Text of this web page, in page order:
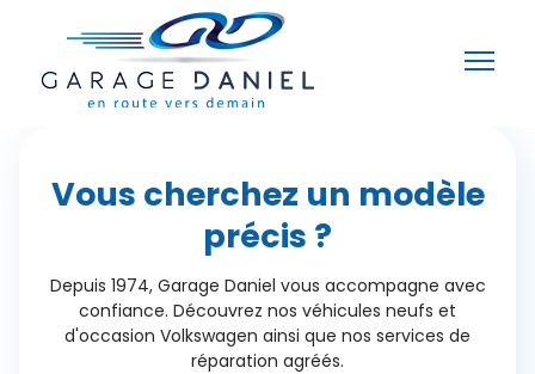
Vous cherchez un modèle
précis ?
Depuis 1974, Garage Daniel vous accompagne avec
confiance. Découvrez nos véhicules neufs et
d'occasion Volkswagen ainsi que nos services de
réparation agréés.